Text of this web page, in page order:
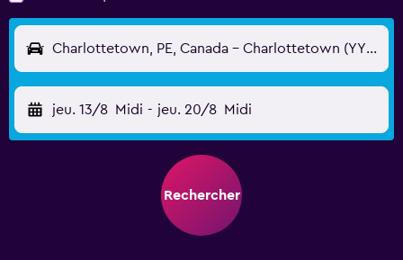
Charlottetown, PE, Canada - Charlottetown (YYG)
jeu. 13/8 Midi - jeu. 20/8 Midi
Rechercher